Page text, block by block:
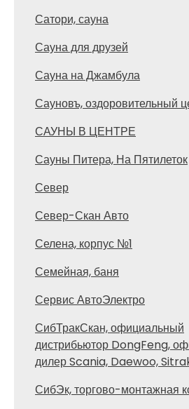
Сатори, сауна
Сауна для друзей
Сауна на Джамбула
Сауновъ, оздоровительный
САУНЫ В ЦЕНТРЕ
Сауны Питера, На Пятилеток
Север
Север-Скан Авто
Селена, корпус №1
Семейная, баня
Сервис АвтоЭлектро
СибТракСкан, официальный
дистрибьютор DongFeng,
дилер Scania, Daewoo,
СибЭк, торгово-монтажная